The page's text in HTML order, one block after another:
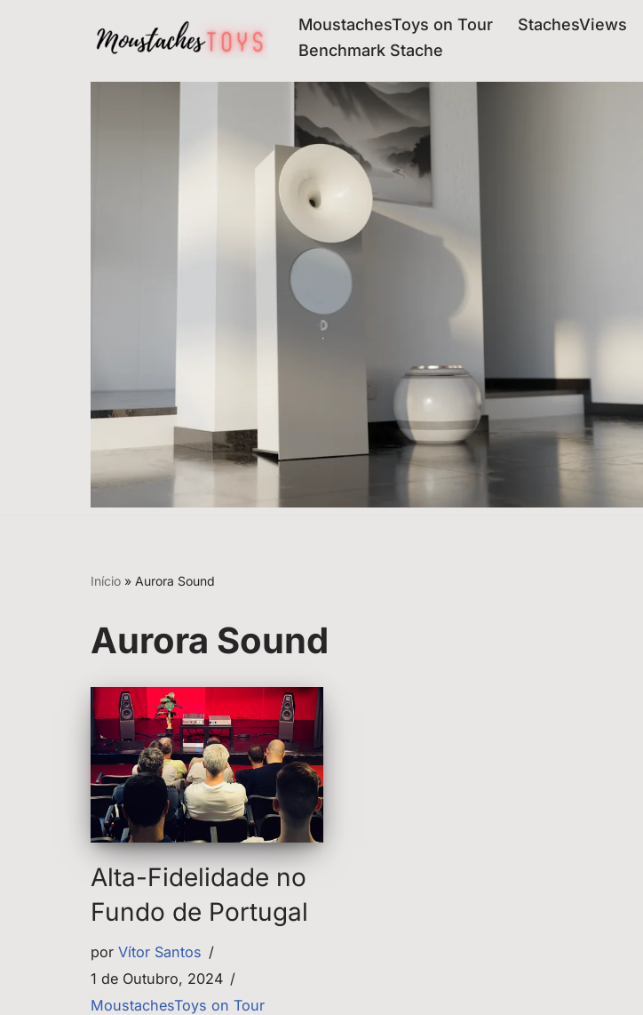
MoustachesToys on Tour StachesViews
Benchmark Stache
Início » Aurora Sound
Aurora Sound
Alta-Fidelidade no
Fundo de Portugal
por Vítor Santos
1 de Outubro, 2024
MoustachesToys on Tour